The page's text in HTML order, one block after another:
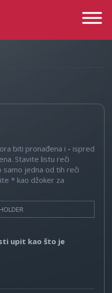
Toggle
biti pronađena i - ispred
Stavite listu reči
samo jedna od tih reči
* kao džoker za
upit kao što je